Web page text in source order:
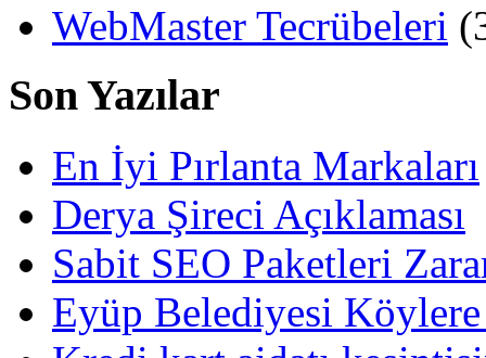
WebMaster Tecrübeleri
Son Yazılar
En İyi Pırlanta Markaları
Derya Şireci Açıklaması
Sabit SEO Paketleri
Eyüp Belediyesi